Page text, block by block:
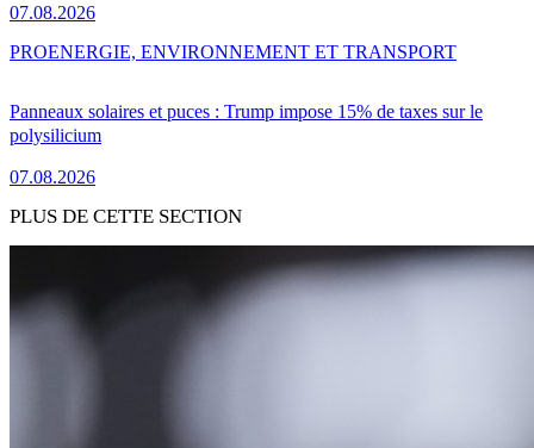
07.08.2026
Panneaux solaires et puces : Trump impose 15% de taxes sur le
polysilicium
07.08.2026
PROENERGIE, ENVIRONNEMENT ET TRANSPORT
PLUS DE CETTE SECTION